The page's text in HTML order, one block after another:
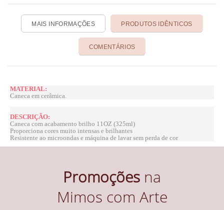
MAIS INFORMAÇÕES PRODUTOS IDÊNTICOS
COMENTÁRIOS
MATERIAL:
Caneca em cerâmica.
DESCRIÇÃO:
Caneca com acabamento brilho 11OZ (325ml)
Proporciona cores muito intensas e brilhantes
Resistente ao microondas e máquina de lavar sem perda de cor
Promoções na
Mimos com Arte